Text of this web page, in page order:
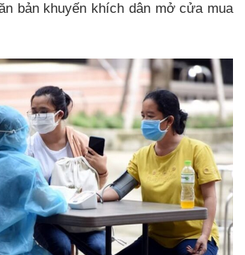
bản khuyến khích dân mở cửa mua